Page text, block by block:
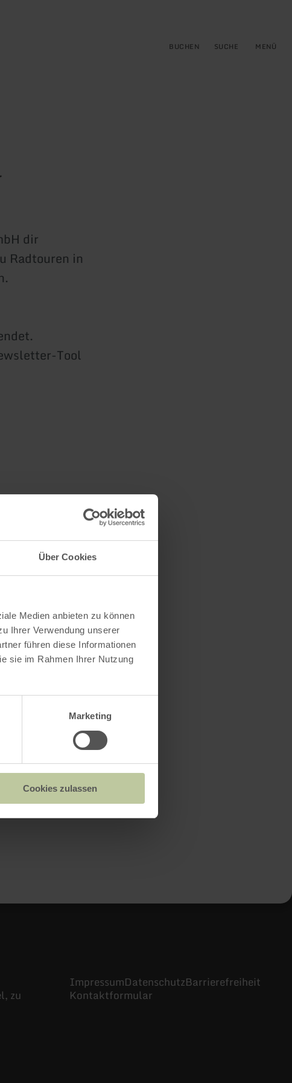
Über Cookies
Medien anbieten zu können
Ihrer Verwendung unserer
führen diese Informationen
sie im Rahmen Ihrer Nutzung
Marketing
Cookies zulassen
BUCHEN SUCHE MENÜ
dir
Radtouren in
Tool
*
zu
ImpressumDatenschutzBarrierefreiheit
Kontaktformular